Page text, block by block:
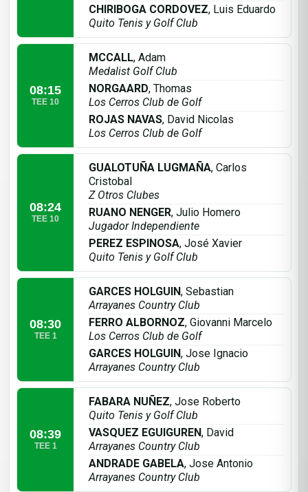
CHIRIBOGA CORDOVEZ, Luis Eduardo
Quito Tenis y Golf Club
08:15
TEE 10
MCCALL, Adam
Medalist Golf Club
NORGAARD, Thomas
Los Cerros Club de Golf
ROJAS NAVAS, David Nicolas
Los Cerros Club de Golf
08:24
TEE 10
GUALOTUÑA LUGMAÑA, Carlos
Cristobal
Z Otros Clubes
RUANO NENGER, Julio Homero
Jugador Independiente
PEREZ ESPINOSA, José Xavier
Quito Tenis y Golf Club
08:30
TEE 1
GARCES HOLGUIN, Sebastian
Arrayanes Country Club
FERRO ALBORNOZ, Giovanni Marcelo
Los Cerros Club de Golf
GARCES HOLGUIN, Jose Ignacio
Arrayanes Country Club
08:39
TEE 1
FABARA NUÑEZ, Jose Roberto
Quito Tenis y Golf Club
VASQUEZ EGUIGUREN, David
Arrayanes Country Club
ANDRADE GABELA, Jose Antonio
Arrayanes Country Club